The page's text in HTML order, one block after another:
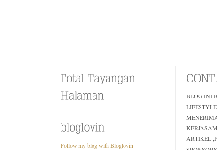
Follow my blog with Bloglovin
BLOG INI
ARTIKEL